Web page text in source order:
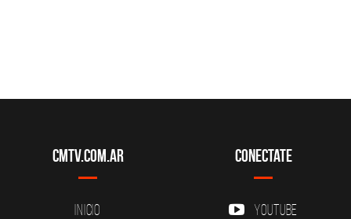
CMTV.com.ar
Inicio
Conectate
YouTube